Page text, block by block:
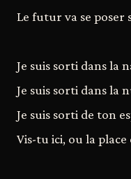
Le futur va se poser
Je suis sorti dans la
Je suis sorti dans la
Je suis sorti de ton
Vis-tu ici, ou la place